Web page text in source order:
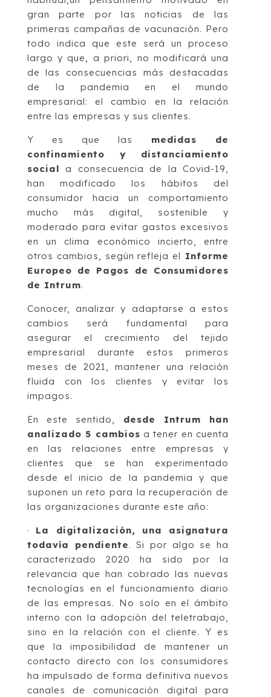
gran parte por las noticias de las
primeras campañas de vacunación. Pero
todo indica que este será un proceso
largo y que, a priori, no modificará una
de las consecuencias más destacadas
de la pandemia en el mundo
empresarial: el cambio en la relación
entre las empresas y sus clientes.
Y es que las
medidas de
confinamiento y distanciamiento
social a consecuencia de la Covid-19,
han modificado los hábitos del
consumidor hacia un comportamiento
mucho más digital, sostenible y
moderado para evitar gastos excesivos
en un clima económico incierto, entre
otros cambios, según refleja el Informe
Europeo de Pagos de Consumidores
de Intrum.
Conocer, analizar y adaptarse a estos
cambios será fundamental para
asegurar el crecimiento del tejido
empresarial durante estos primeros
meses de 2021, mantener una relación
fluida con los clientes y evitar los
impagos.
En este sentido, desde Intrum han
analizado 5 cambios a tener en cuenta
en las relaciones entre empresas y
clientes que se han experimentado
desde el inicio de la pandemia y que
suponen un reto para la recuperación de
las organizaciones durante este año:
· La digitalización, una asignatura
todavía pendiente. Si por algo se ha
caracterizado 2020 ha sido por la
relevancia que han cobrado las nuevas
tecnologías en el funcionamiento diario
de las empresas. No solo en el ámbito
interno con la adopción del teletrabajo,
sino en la relación con el cliente. Y es
que la imposibilidad de mantener un
contacto directo con los consumidores
ha impulsado de forma definitiva nuevos
canales de comunicación digital para